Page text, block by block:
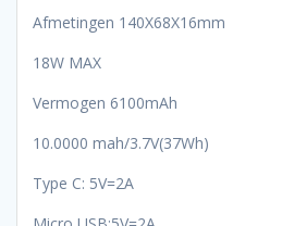
Afmetingen 140X68X16mm
18W MAX
Vermogen 6100mAh
10.0000 mah/3.7V(37Wh)
Type C: 5V=2A